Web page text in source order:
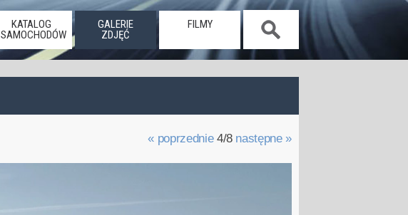
KATALOG
SAMOCHODÓW
GALERIE
ZDJĘĆ
FILMY
« poprzednie4/8 następne »